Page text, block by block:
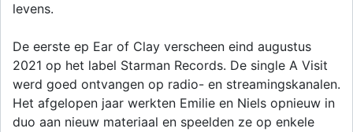
levens.
De eerste ep Ear of Clay verscheen eind augustus
2021 op het label Starman Records. De single A Visit
werd goed ontvangen op radio- en streamingskanalen.
Het afgelopen jaar werkten Emilie en Niels opnieuw in
duo aan nieuw materiaal en speelden ze op enkele